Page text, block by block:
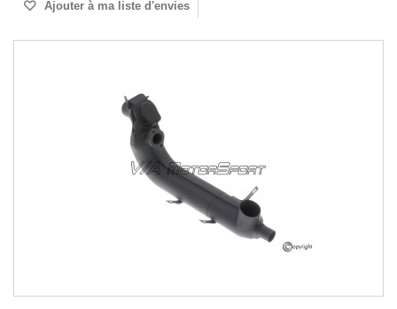
Ajouter à ma liste d'envies